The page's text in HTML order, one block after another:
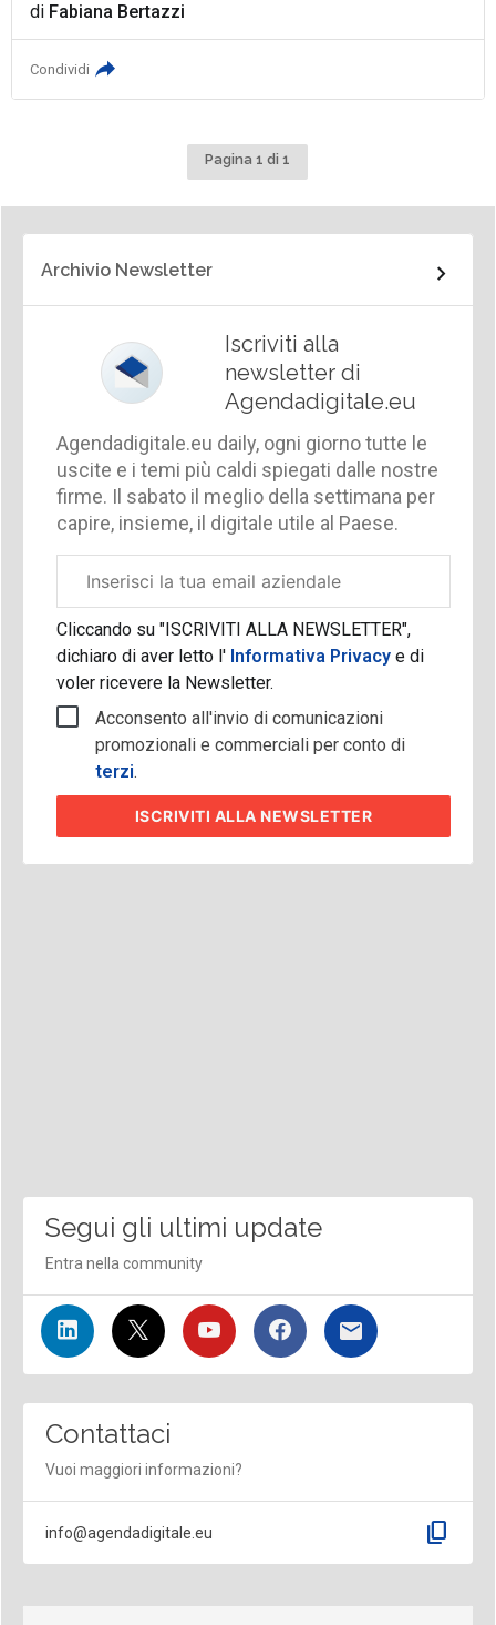
di Fabiana Bertazzi
Condividi
Pagina 1 di 1
Archivio Newsletter
Iscriviti alla
newsletter di
Agendadigitale.eu
Agendadigitale.eu daily, ogni giorno tutte le
uscite e i temi più caldi spiegati dalle nostre
firme. Il sabato il meglio della settimana per
capire, insieme, il digitale utile al Paese.
aziendale
Cliccando su "ISCRIVITI ALLA NEWSLETTER",
dichiaro di aver letto l'Informativa Privacy e di
voler ricevere la Newsletter.
Acconsento all'invio di comunicazioni
promozionali e commerciali per conto di
terzi.
ISCRIVITI ALLA NEWSLETTER
Segui gli ultimi update
Entra nella community
Contattaci
Vuoi maggiori informazioni?
info@agendadigitale.eu content_copy